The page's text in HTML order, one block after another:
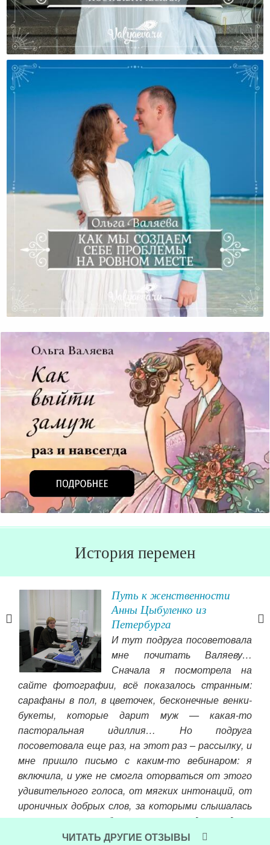
Итальянские Каникулы (часть Эмоциональная
Ностальгическая)
Как Мы Создаем Себе Проблемы На Ровном Месте
История перемен
Путь к женственности
Анны Цыбуленко из
Петербурга
И тут подруга посоветовала
мне почитать Валяеву…
Сначала я посмотрела на
сайте фотографии, всё показалось странным:
сарафаны в пол, в цветочек, бесконечные венки-
букеты, которые дарит муж — какая-то
пасторальная идиллия… Но подруга
посоветовала еще раз, на этот раз – рассылку, и
мне пришло письмо с каким-то вебинаром: я
включила, и уже не смогла оторваться от этого
удивительного голоса, от мягких интонаций, от
ироничных добрых слов, за которыми слышалась
очень теплая улыбка, от не по годам мудрых
мыслей, доносимых без тени превосходства,
ЧИТАТЬ ДРУГИЕ ОТЗЫВЫ